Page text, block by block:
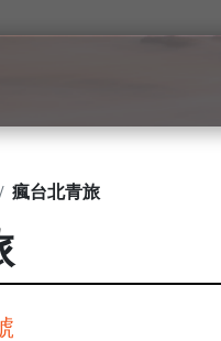
瘋台北青旅